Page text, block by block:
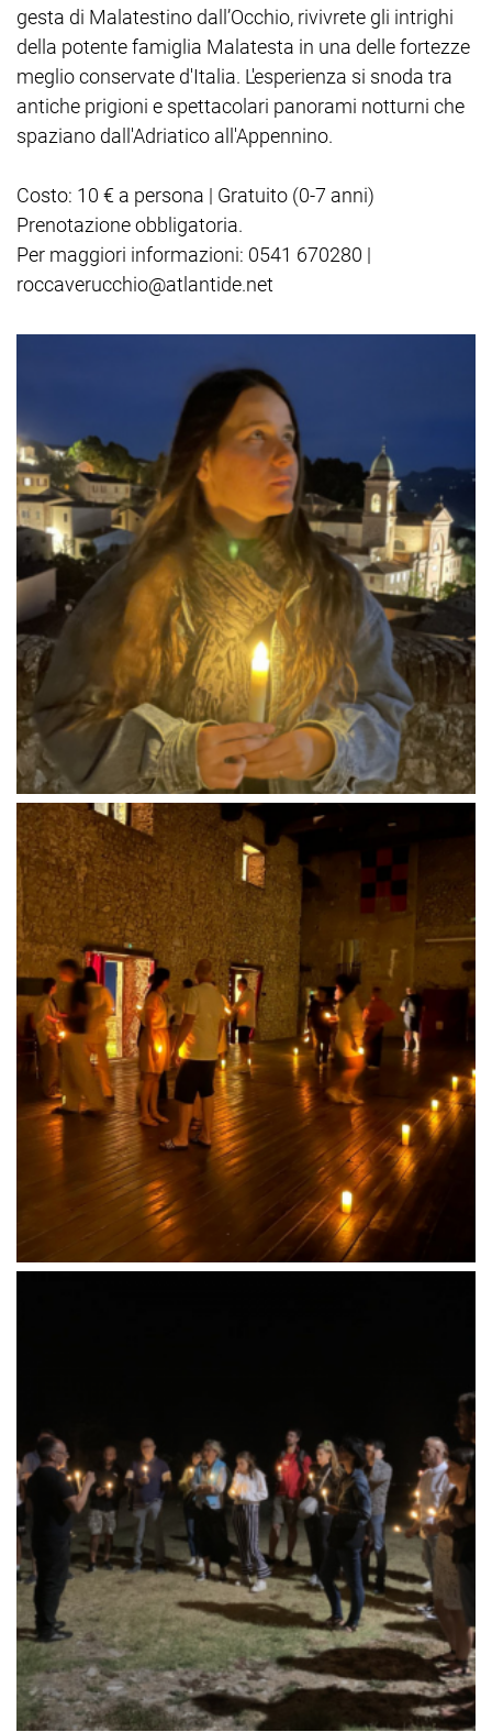
gesta di Malatestino dall’Occhio, rivivrete gli intrighi
della potente famiglia Malatesta in una delle fortezze
meglio conservate d'Italia. L'esperienza si snoda tra
antiche prigioni e spettacolari panorami notturni che
spaziano dall'Adriatico all'Appennino.
Costo: 10 € a persona | Gratuito (0-7 anni)
Prenotazione obbligatoria.
Per maggiori informazioni: 0541 670280 |
roccaverucchio@atlantide.net